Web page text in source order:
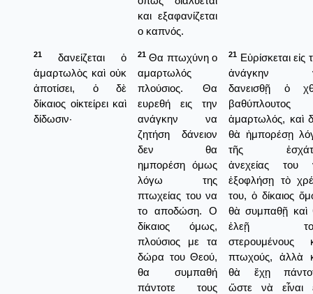
και εξαφανίζεται
ο καπνός.
21
δανείζεται ὁ
ἁμαρτωλὸς καὶ οὐκ
ἀποτίσει, ὁ δὲ
δίκαιος οἰκτείρει καὶ
δίδωσιν·
21 Θα πτωχύνη ο
αμαρτωλός
πλούσιος. Θα
ευρεθή εις την
ανάγκην να
ζητήση δάνειον
δεν θα
ημπορέση όμως
λόγω της
πτωχείας του να
το αποδώση. Ο
δίκαιος όμως,
πλούσιος με τα
δώρα του Θεού,
θα συμπαθή
πάντοτε τους
21 Εὑρίσκεται εἰς
ἀνάγκην
δανεισθῇ ὁ
βαθύπλουτος
ἁμαρτωλός, καὶ
θὰ ἠμπορέσῃ
τῆς
ἀνεχείας του
ἐξοφλήσῃ τὸ
του, ὁ δίκαιος
θὰ συμπαθῇ καὶ
ἐλεῇ
στερουμένους
πτωχούς, ἀλλὰ
θὰ ἔχῃ
ὥστε νὰ εἶναι